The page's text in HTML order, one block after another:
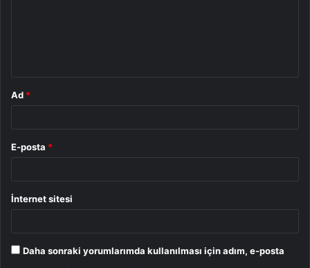
Ad *
E-posta *
İnternet sitesi
Daha sonraki yorumlarımda kullanılması için adım, e-posta